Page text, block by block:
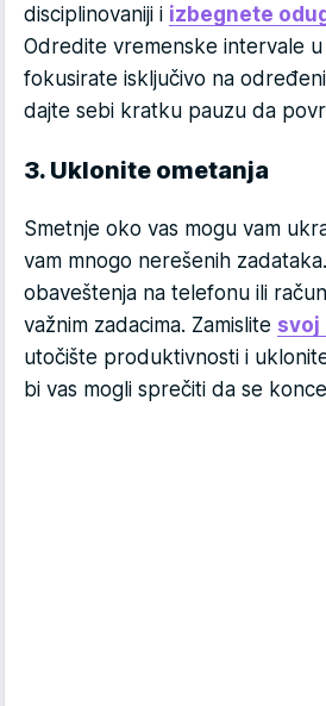
disciplinovaniji i izbegnete
Odredite vremenske intervale u
fokusirate isključivo na
dajte sebi kratku pauzu da
3. Uklonite ometanja
Smetnje oko vas mogu vam
vam mnogo nerešenih
obaveštenja na telefonu ili
važnim zadacima. Zamislite svoj
utočište produktivnosti i
bi vas mogli sprečiti da se